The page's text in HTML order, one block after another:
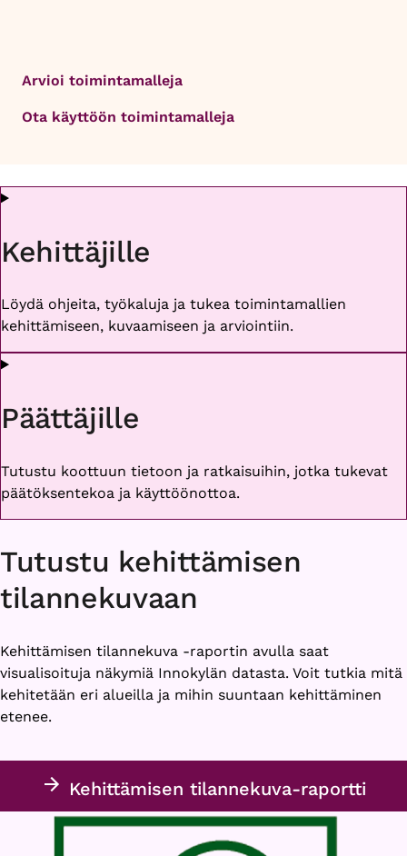
Arvioi toimintamalleja
Ota käyttöön toimintamalleja
Kehittäjille
Löydä ohjeita, työkaluja ja tukea toimintamallien
kehittämiseen, kuvaamiseen ja arviointiin.
Päättäjille
Tutustu koottuun tietoon ja ratkaisuihin, jotka tukevat
päätöksentekoa ja käyttöönottoa.
Tutustu kehittämisen
tilannekuvaan
Kehittämisen tilannekuva -raportin avulla saat
visualisoituja näkymiä Innokylän datasta. Voit tutkia mitä
kehitetään eri alueilla ja mihin suuntaan kehittäminen
etenee.
Kehittämisen tilannekuva-raportti